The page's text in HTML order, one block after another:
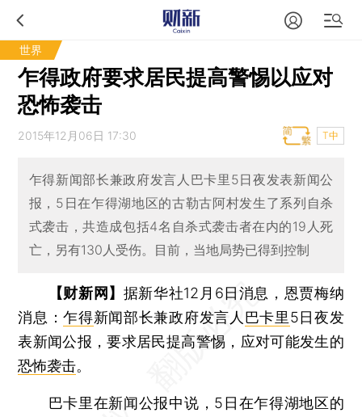
世界
乍得政府要求居民提高警惕以应对
恐怖袭击
2015年12月06日 17:30 T中
乍得新闻部长兼政府发言人巴卡里5日夜发表新闻公
报，5日在乍得湖地区的古勒古阿村发生了系列自杀
式袭击，共造成包括4名自杀式袭击者在内的19人死
亡，另有130人受伤。目前，当地局势已得到控制
【财新网】 据新华社12月6日消息，恩贾梅纳
消息：乍得新闻部长兼政府发言人 巴卡里5日夜发
表新闻公报，要求居民提高警惕，应对可能发生的
恐怖袭击。
巴卡里在新闻公报中说，5日在乍得湖地区的